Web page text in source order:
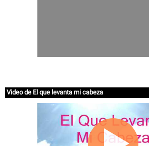
Video de El que levanta mi cabeza